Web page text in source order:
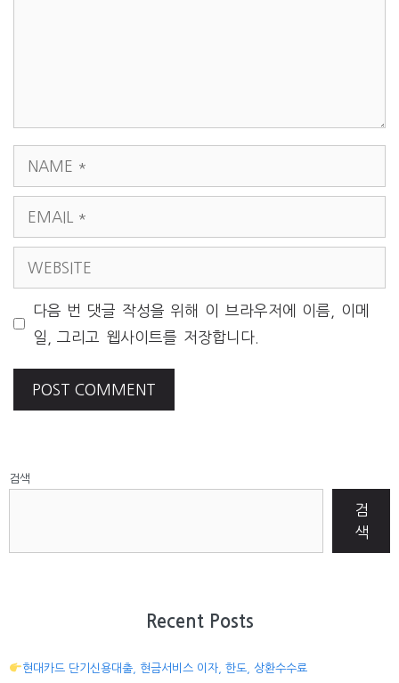
NAME
EMAIL
WEBSITE
다음 번 댓글 작성을 위해 이 브라우저에 이름, 이메
일, 그리고 웹사이트를 저장합니다.
검색
검
색
Recent Posts
현대카드 단기신용대출, 현금서비스 이자, 한도, 상환수수료